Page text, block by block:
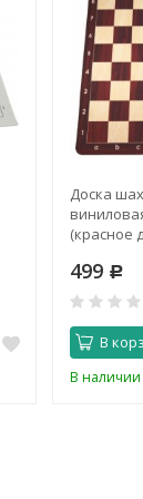
Доска
(красное
499 Р
В
В наличии